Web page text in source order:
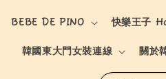
BEBE DE PINO 快樂王子
韓國東大門女裝連線 關於